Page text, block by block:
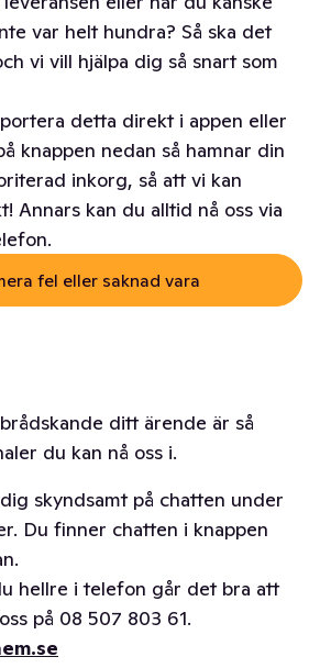
var helt hundra? Så ska det
vi vill hjälpa dig så snart som
detta direkt i appen eller
knappen nedan så hamnar din
inkorg, så att vi kan
Annars kan du alltid nå oss via
fel eller saknad vara
ditt ärende är så
du kan nå oss i.
skyndsamt på chatten under
Du finner chatten i knappen
hellre i telefon går det bra att
på 08 507 803 61.